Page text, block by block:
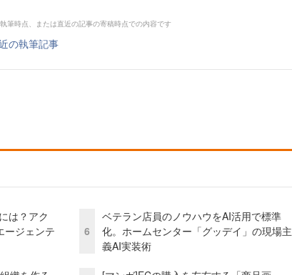
筆時点、または直近の記事の寄稿時点での内容です
の執筆記事
は？アク
ージェンテ
6
ベテラン店員のノウハウをAI活用で標準
化。ホームセンター「グッデイ」の現場主
義AI実装術